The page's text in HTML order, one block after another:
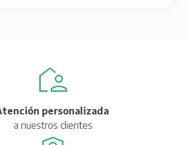
personalizada
a nuestros clientes